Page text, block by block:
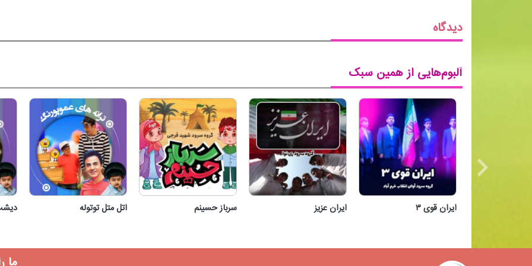
دیدگاه
آلبوم‌هایی از همین سبک
ایران قوی ۳ ایران عزیز سرباز حسینم اتل متل توتوله